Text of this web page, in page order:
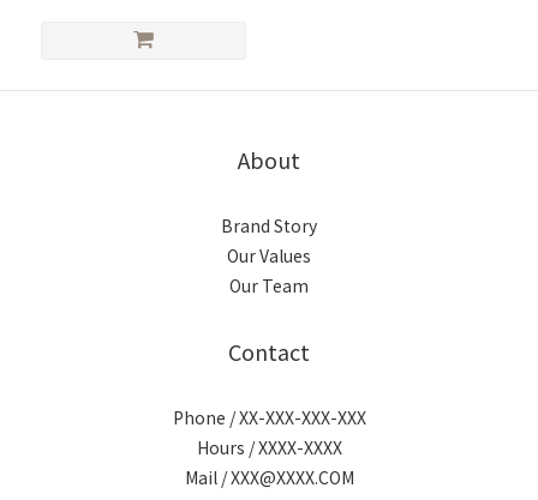
About
Brand Story
Our Values
Our Team
Contact
Phone / XX-XXX-XXX-XXX
Hours / XXXX-XXXX
Mail / XXX@XXXX.COM